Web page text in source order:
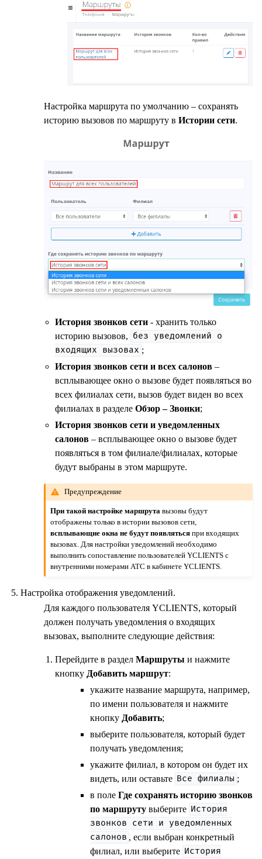
Настройка маршрута по умолчанию – сохранять
историю вызовов по маршруту вИстории сети.
История звонков сети - хранить только
историю вызовов, без уведомлений
о
входящих
вызовах ;
История звонков сети и всех салонов –
всплывающее окно о вызове будет появляться во
всех филиалах сети, вызов будет виден во всех
филиалах в разделеОбзор – Звонки;
История звонков сети и уведомленных
салонов – всплывающее окно о вызове будет
появляться в том филиале/филиалах, которые
будут выбраны в этом маршруте.
Предупреждение
При такой настройке маршрута вызовы будут
отображены только в истории вызовов сети,
всплывающие окна не будут появляться при входящих
вызовах. Для настройки уведомлений необходимо
выполнить сопоставление пользователей YCLIENTS с
внутренними номерами АТС в кабинете YCLIENTS.
Настройка отображения уведомлений.
Для каждого пользователя YCLIENTS, который
должен получать уведомления о входящих
вызовах, выполните следующие действия:
Перейдите в разделМаршруты и нажмите
кнопку Добавить маршрут:
укажите название маршрута, например,
по имени пользователя и нажмите
кнопку Добавить;
выберите пользователя, который будет
получать уведомления;
укажите филиал, в котором он будет их
видеть, или оставьте Все филиалы ;
в поле Где сохранять историю звонков
по маршрутувыберите История
звонков
сети и
уведомленных
салонов , если выбран конкретный
филиал, или выберите История